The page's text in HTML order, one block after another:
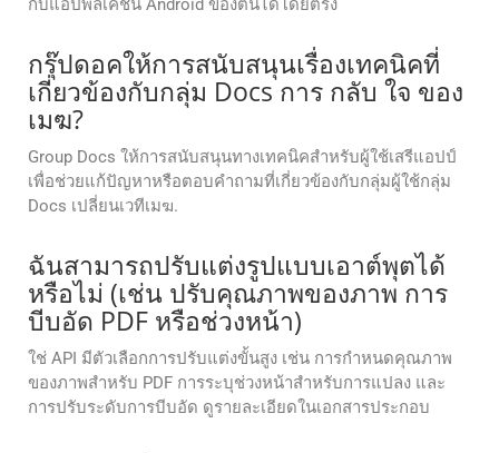
กับแอปพลิเคชัน Android ของตนได้โดยตรง
กรุ๊ปดอคให้การสนับสนุนเรื่องเทคนิคที่
เกี่ยวข้องกับกลุ่ม Docs การ กลับ ใจ ของ
เมฆ?
Group Docs ให้การสนับสนุนทางเทคนิคสําหรับผู้ใช้เสรีแอปป์
เพื่อช่วยแก้ปัญหาหรือตอบคําถามที่เกี่ยวข้องกับกลุ่มผู้ใช้กลุ่ม
Docs เปลี่ยนเวทีเมฆ.
ฉันสามารถปรับแต่งรูปแบบเอาต์พุตได้
หรือไม่ (เช่น ปรับคุณภาพของภาพ การ
บีบอัด PDF หรือช่วงหน้า)
ใช่ API มีตัวเลือกการปรับแต่งขั้นสูง เช่น การกำหนดคุณภาพ
ของภาพสำหรับ PDF การระบุช่วงหน้าสำหรับการแปลง และ
การปรับระดับการบีบอัด ดูรายละเอียดในเอกสารประกอบ